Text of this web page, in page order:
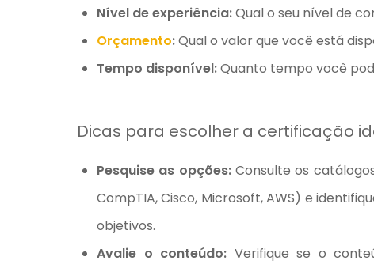
Nível de experiência:Qual o seu nível de
Orçamento:Qual o valor que você está
Tempo disponível:Quanto tempo você
Dicas para escolher a certificação
Pesquise as opções:Consulte os
CompTIA, Cisco, Microsoft, AWS) e
objetivos.
Avalie o conteúdo: Verifique se o